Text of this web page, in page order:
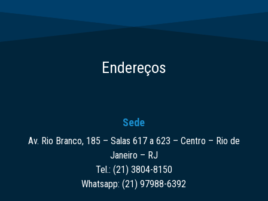
Endereços
Sede
Av. Rio Branco, 185 – Salas 617 a 623 – Centro – Rio de
Janeiro – RJ
Tel.: (21) 3804-8150
Whatsapp: (21) 97988-6392